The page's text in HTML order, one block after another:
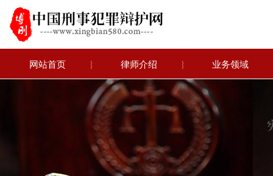
网站首页 ︴ 律师介绍 ︴ 业务领域